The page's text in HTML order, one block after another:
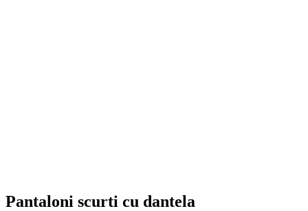
Pantaloni scurti cu dantela